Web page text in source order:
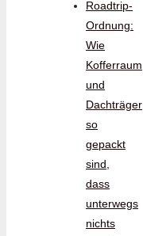
Roadtrip-
Ordnung:
Wie
Kofferraum
und
Dachträger
so
gepackt
sind,
dass
unterwegs
nichts